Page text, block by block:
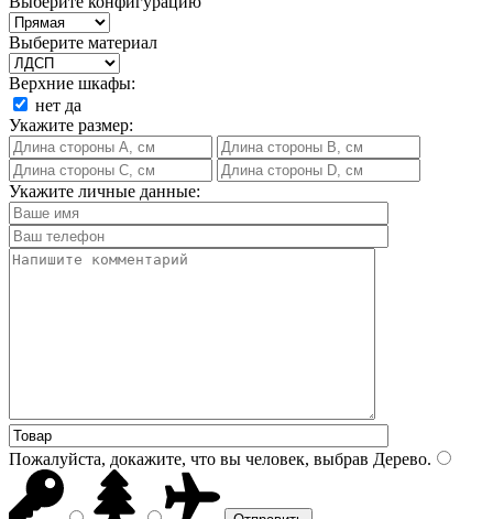
Выберите материал
Верхние шкафы:
нет да
Укажите размер:
Укажите личные данные:
Пожалуйста, докажите, что вы человек, выбрав Дерево.